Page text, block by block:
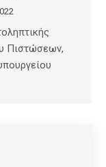
Πιστώσεων,